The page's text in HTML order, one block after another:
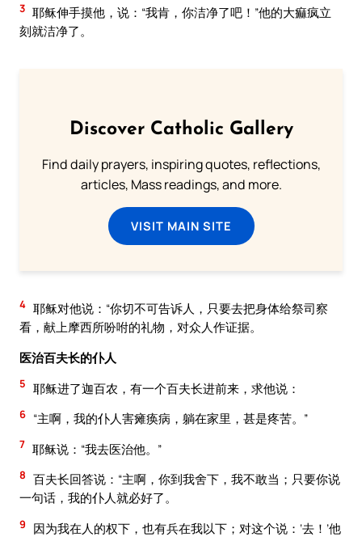
3 耶稣伸手摸他，说：“我肯，你洁净了吧！”他的大痲疯立
刻就洁净了。
Discover Catholic Gallery
Find daily prayers, inspiring quotes, reflections,
articles, Mass readings, and more.
VISIT MAIN SITE
4 耶稣对他说：“你切不可告诉人，只要去把身体给祭司察
看，献上摩西所吩咐的礼物，对众人作证据。
医治百夫长的仆人
5 耶稣进了迦百农，有一个百夫长进前来，求他说：
6 “主啊，我的仆人害瘫痪病，躺在家里，甚是疼苦。”
7 耶稣说：“我去医治他。”
8 百夫长回答说：“主啊，你到我舍下，我不敢当；只要你说
一句话，我的仆人就必好了。
9
因为我在人的权下，也有兵在我以下；对这个说：‘去！’他